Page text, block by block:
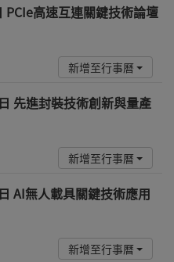
PCIe高速互連關鍵技術論壇
新增至行事曆
先進封裝技術創新與量產
新增至行事曆
AI無人載具關鍵技術應用
新增至行事曆